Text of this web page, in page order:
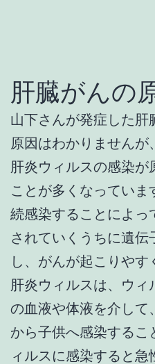
肝臓がんの
山下さんが発症した肝
原因はわかりませんが
肝炎ウィルスの感染が
ことが多くなってい
続感染することによっ
されていくうちに遺伝
し、がんが起こりやす
肝炎ウィルスは、ウィ
の血液や体液を介して
から子供へ感染するこ
ィルスに感染すると